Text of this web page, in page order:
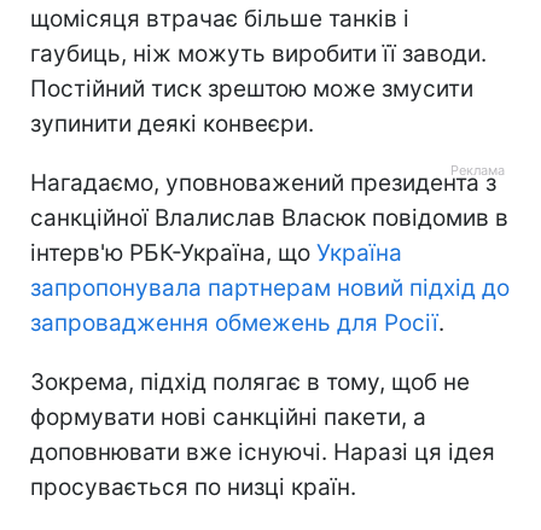
щомісяця втрачає більше танків і
гаубиць, ніж можуть виробити її заводи.
Постійний тиск зрештою може змусити
зупинити деякі конвеєри.
Нагадаємо, уповноважений президента з
санкційної Влалислав Власюк повідомив в
інтерв'ю РБК-Україна, що Україна
запропонувала партнерам новий підхід до
запровадження обмежень для Росії.
Зокрема, підхід полягає в тому, щоб не
формувати нові санкційні пакети, а
доповнювати вже існуючі. Наразі ця ідея
просувається по низці країн.